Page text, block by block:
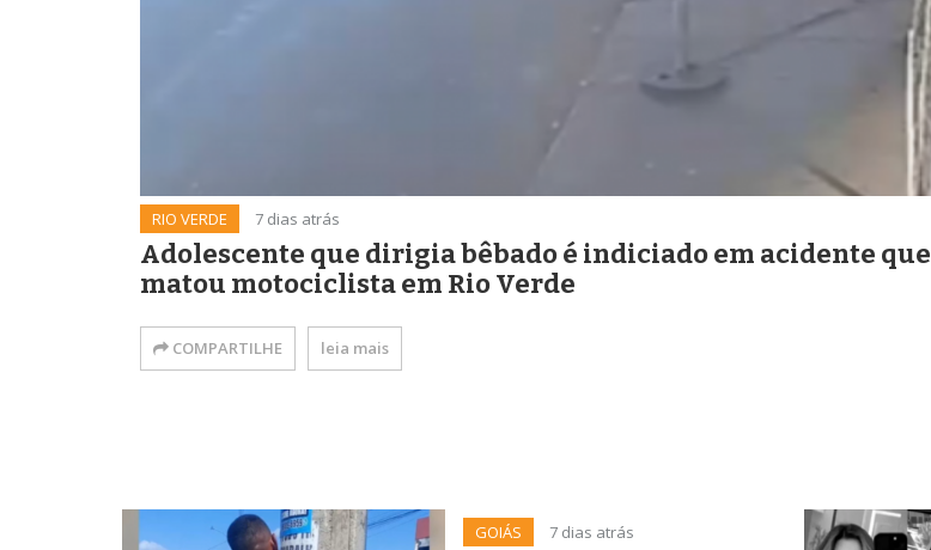
RIO VERDE 7 dias atrás
Adolescente que dirigia bêbado é indiciado em acidente que
matou motociclista em Rio Verde
COMPARTILHE leia mais
GOIÁS 7 dias atrás